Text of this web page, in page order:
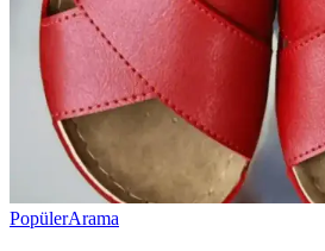
PopülerArama